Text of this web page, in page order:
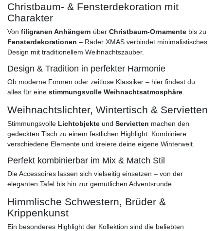
Christbaum- & Fensterdekoration mit
Charakter
Von filigranen Anhängern über Christbaum-Ornamente bis zu
Fensterdekorationen – Räder XMAS verbindet minimalistisches
Design mit traditionellem Weihnachtszauber.
Design & Tradition in perfekter Harmonie
Ob moderne Formen oder zeitlose Klassiker – hier findest du
alles für eine stimmungsvolle Weihnachtsatmosphäre
Weihnachtslichter, Wintertisch & Servietten
Stimmungsvolle Lichtobjekte und Servietten machen den
gedeckten Tisch zu einem festlichen Highlight. Kombiniere
verschiedene Elemente und kreiere deine eigene Winterwelt.
Perfekt kombinierbar im Mix & Match Stil
Die Accessoires lassen sich vielseitig einsetzen – von der
eleganten Tafel bis hin zur gemütlichen Adventsrunde.
Himmlische Schwestern, Brüder &
Krippenkunst
Ein besonderes Highlight der Kollektion sind die beliebten